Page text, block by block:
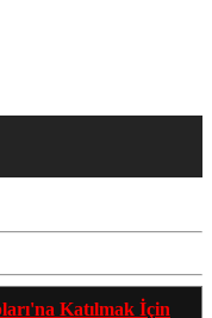
Katılmak İçin